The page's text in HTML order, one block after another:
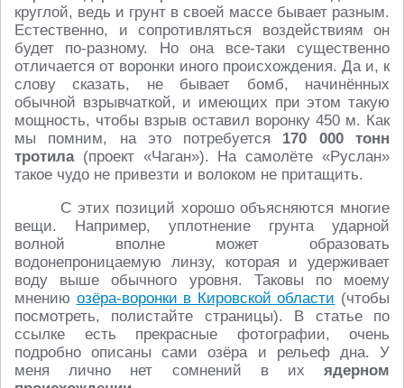
круглой, ведь и грунт в своей массе бывает разным.
Естественно, и сопротивляться воздействиям он
будет по-разному. Но она все-таки существенно
отличается от воронки иного происхождения. Да и, к
слову сказать, не бывает бомб, начинённых
обычной взрывчаткой, и имеющих при этом такую
мощность, чтобы взрыв оставил воронку 450 м. Как
мы помним, на это потребуется 170 000 тонн
тротила(проект «Чаган»). На самолёте «Руслан»
такое чудо не привезти и волоком не притащить.
С этих позиций хорошо объясняются многие
вещи. Например, уплотнение грунта ударной
волной вполне может образовать
водонепроницаемую линзу, которая и удерживает
воду выше обычного уровня. Таковы по моему
мнению озёра-воронки в Кировской области (чтобы
посмотреть, полистайте страницы). В статье по
ссылке есть прекрасные фотографии, очень
подробно описаны сами озёра и рельеф дна. У
меня лично нет сомнений в их ядерном